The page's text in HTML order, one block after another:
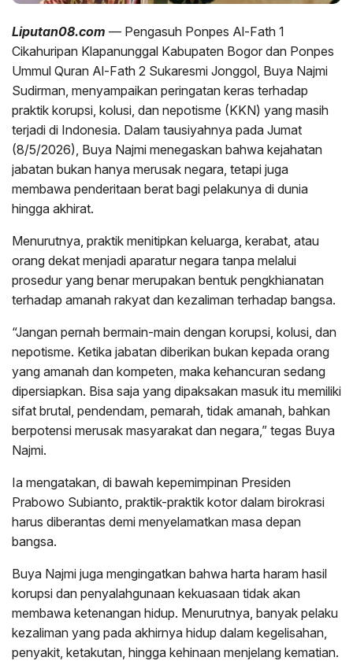
Liputan08.com — Pengasuh Ponpes Al-Fath 1
Cikahuripan Klapanunggal Kabupaten Bogor dan Ponpes
Ummul Quran Al-Fath 2 Sukaresmi Jonggol, Buya Najmi
Sudirman, menyampaikan peringatan keras terhadap
praktik korupsi, kolusi, dan nepotisme (KKN) yang masih
terjadi di Indonesia. Dalam tausiyahnya pada Jumat
(8/5/2026), Buya Najmi menegaskan bahwa kejahatan
jabatan bukan hanya merusak negara, tetapi juga
membawa penderitaan berat bagi pelakunya di dunia
hingga akhirat.
Menurutnya, praktik menitipkan keluarga, kerabat, atau
orang dekat menjadi aparatur negara tanpa melalui
prosedur yang benar merupakan bentuk pengkhianatan
terhadap amanah rakyat dan kezaliman terhadap bangsa.
“Jangan pernah bermain-main dengan korupsi, kolusi, dan
nepotisme. Ketika jabatan diberikan bukan kepada orang
yang amanah dan kompeten, maka kehancuran sedang
dipersiapkan. Bisa saja yang dipaksakan masuk itu memiliki
sifat brutal, pendendam, pemarah, tidak amanah, bahkan
berpotensi merusak masyarakat dan negara,” tegas Buya
Najmi.
Ia mengatakan, di bawah kepemimpinan Presiden
Prabowo Subianto, praktik-praktik kotor dalam birokrasi
harus diberantas demi menyelamatkan masa depan
bangsa.
Buya Najmi juga mengingatkan bahwa harta haram hasil
korupsi dan penyalahgunaan kekuasaan tidak akan
membawa ketenangan hidup. Menurutnya, banyak pelaku
kezaliman yang pada akhirnya hidup dalam kegelisahan,
penyakit, ketakutan, hingga kehinaan menjelang kematian.